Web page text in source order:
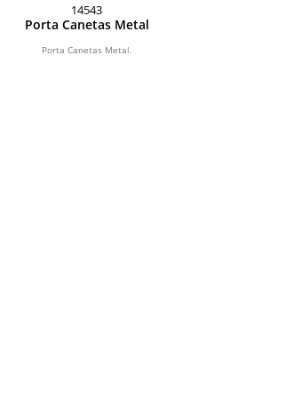
14543
Porta Canetas Metal
Porta Canetas Metal.